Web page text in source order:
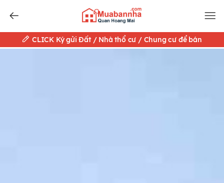
CLICK Ký gửi Đất / Nhà thổ cư / Chung cư để bán